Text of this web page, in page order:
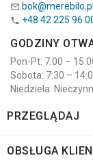
 bok@merebilo.pl
 +48 42 225 96
GODZINY
Pon-Pt: 7:00 –
Sobota: 7:30 –
Niedziela:
PRZEGLĄDAJ
OBSŁUGA